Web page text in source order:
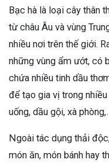
Bạc hà là loại cây thân
từ châu Âu và vùng
nhiều nơi trên thế giới.
những vùng ẩm ướt, có
chứa nhiều tinh dầu
để tạo gia vị trong
uống, dầu gội, xà
Ngoài tác dụng thải
món ăn, món bánh hay